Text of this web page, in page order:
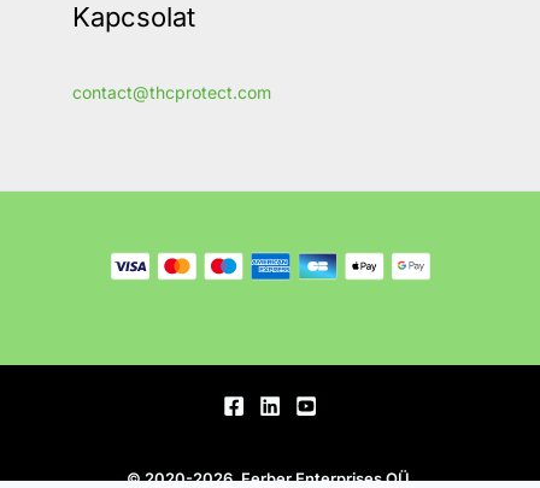
Kapcsolat
contact@thcprotect.com
© 2020-2026, Ferber Enterprises OÜ.